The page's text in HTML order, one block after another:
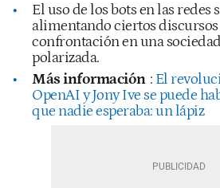
El uso de los bots en las redes
alimentando ciertos discursos
confrontación en una
polarizada.
Más información : El
OpenAI y Jony Ive se puede
que nadie esperaba: un lápiz